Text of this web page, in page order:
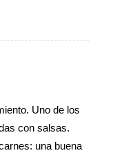
Uno de los
con salsas.
una buena